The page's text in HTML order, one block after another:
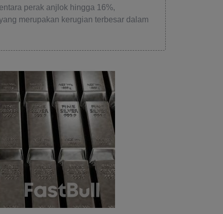
perak anjlok hingga 16%,
merupakan kerugian terbesar dalam